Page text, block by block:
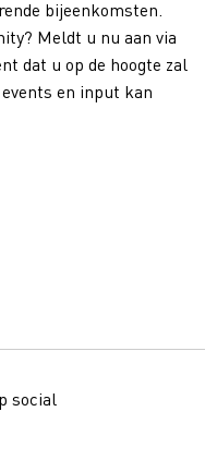
bijeenkomsten.
Meldt u nu aan via
dat u op de hoogte zal
en input kan
social